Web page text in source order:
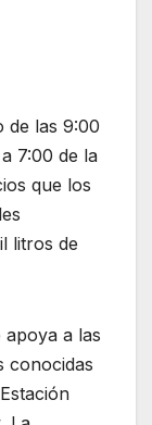
de las 9:00
7:00 de la
que los
litros de
a las
conocidas